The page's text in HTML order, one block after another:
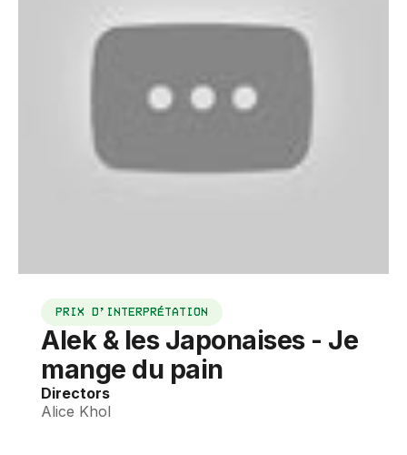
PRIX D’INTERPRÉTATION
Alek & les Japonaises - Je
mange du pain
Directors
Alice Khol